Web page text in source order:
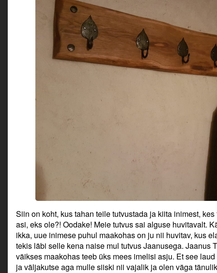
Siin on koht, kus tahan teile tutvustada ja kiita inimest,
asi, eks ole?! Oodake! Meie tutvus sai alguse huvitavalt.
ikka, uue inimese puhul maakohas on ju nii huvitav, kus
tekis läbi selle kena naise mul tutvus Jaanusega. Jaanus
väikses maakohas teeb üks mees imelisi asju. Et see
ja väljakutse aga mulle siiski nii vajalik ja olen väga